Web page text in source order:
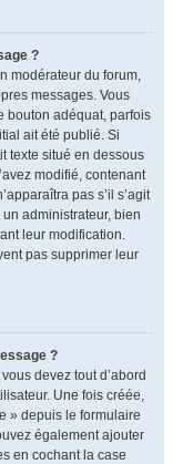
?
modérateur du forum,
messages. Vous
bouton adéquat, parfois
ait été publié. Si
texte situé en dessous
modifié, contenant
pas s’il s’agit
administrateur, bien
leur modification.
pas supprimer leur
?
devez tout d’abord
Une fois créée,
» depuis le formulaire
également ajouter
en cochant la case